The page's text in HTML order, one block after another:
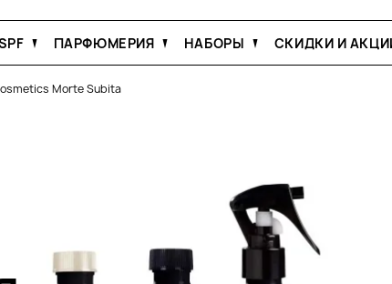
ПАРФЮМЕРИЯ НАБОРЫ СКИДКИ И
Morte Subita